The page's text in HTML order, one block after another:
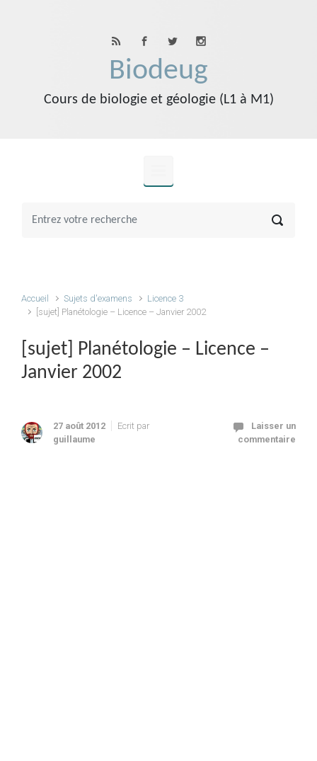
Biodeug
Cours de biologie et géologie (L1 à M1)
Accueil Sujets d'examens
Licence 3
[sujet] Planétologie – Licence – Janvier 2002
[sujet] Planétologie – Licence –
Janvier 2002
27 août 2012
Ecrit par
guillaume
Laisser un
commentaire